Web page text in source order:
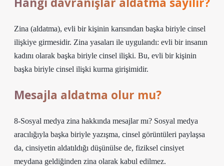
Zina (aldatma), evli bir kişinin karısından başka biriyle cinsel
ilişkiye girmesidir. Zina yasaları ile uygulandı: evli bir insanın
kadını olarak başka biriyle cinsel ilişki. Bu, evli bir kişinin
başka biriyle cinsel ilişki kurma girişimidir.
Mesajla aldatma olur mu?
8-Sosyal medya zina hakkında mesajlar mı? Sosyal medya
aracılığıyla başka biriyle yazışma, cinsel görüntüleri paylaşsa
da, cinsiyetin aldatıldığı düşünülse de, fiziksel cinsiyet
meydana geldiğinden zina olarak kabul edilmez.